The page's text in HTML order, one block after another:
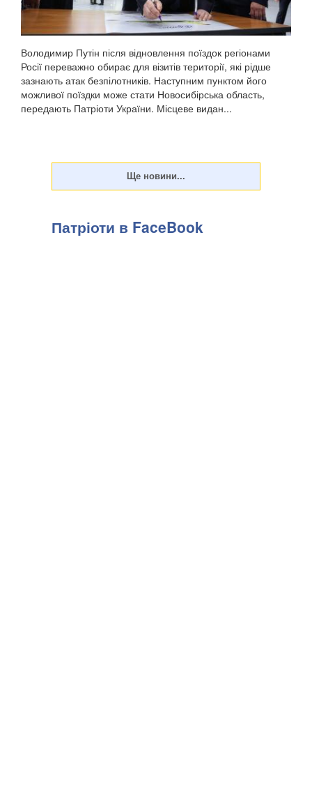
Володимир Путін після відновлення поїздок регіонами
Росії переважно обирає для візитів території, які рідше
зазнають атак безпілотників. Наступним пунктом його
можливої поїздки може стати Новосибірська область,
передають Патріоти України. Місцеве видан...
Патріоти в FaceBook